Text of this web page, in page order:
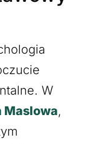
W
Maslowa,